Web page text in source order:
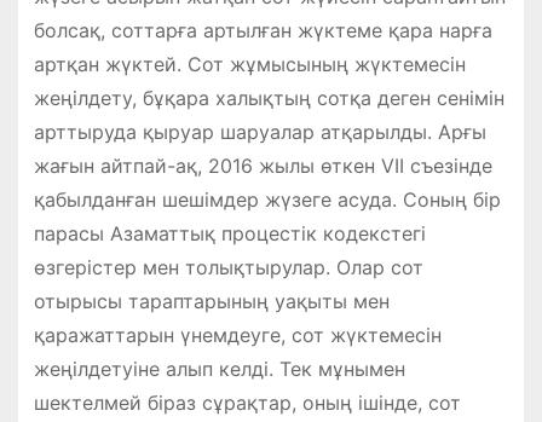
болсақ, соттарға артылған жүктеме қара нарға
артқан жүктей. Сот жұмысының жүктемесін
жеңілдету, бұқара халықтың сотқа деген сенімін
арттыруда қыруар шаруалар атқарылды. Арғы
жағын айтпай-ақ, 2016 жылы өткен VII съезінде
қабылданған шешімдер жүзеге асуда. Соның бір
парасы Азаматтық процестік кодекстегі
өзгерістер мен толықтырулар. Олар сот
отырысы тараптарының уақыты мен
қаражаттарын үнемдеуге, сот жүктемесін
жеңілдетуіне алып келді. Тек мұнымен
шектелмей біраз сұрақтар, оның ішінде, сот